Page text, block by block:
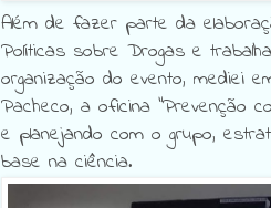
Além de fazer parte da
Políticas sobre Drogas e
organização do evento, mediei
Pacheco, a oficina "Prevenção
e planejando com o grupo,
base na ciência.